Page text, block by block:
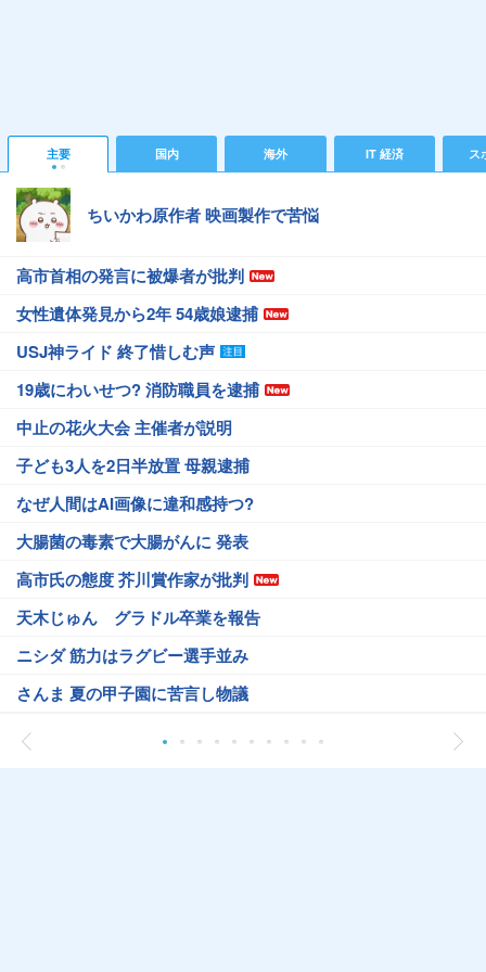
主要 国内 海外 IT 経済 ス
ちいかわ原作者 映画製作で苦悩
高市首相の発言に被爆者が批判
女性遺体発見から2年 54歳娘逮捕
USJ神ライド 終了惜しむ声
19歳にわいせつ? 消防職員を逮捕
中止の花火大会 主催者が説明
子ども3人を2日半放置 母親逮捕
なぜ人間はAI画像に違和感持つ?
大腸菌の毒素で大腸がんに 発表
高市氏の態度 芥川賞作家が批判
天木じゅん グラドル卒業を報告
ニシダ 筋力はラグビー選手並み
さんま 夏の甲子園に苦言し物議